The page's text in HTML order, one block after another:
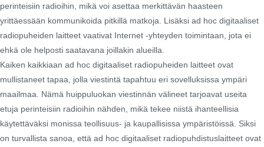
perinteisiin radioihin, mikä voi asettaa merkittävän haasteen
yrittäessään kommunikoida pitkillä matkoja. Lisäksi ad hoc digitaaliset
radiopuheiden laitteet vaativat Internet -yhteyden toimintaan, jota ei
ehkä ole helposti saatavana joillakin alueilla.
Kaiken kaikkiaan ad hoc digitaaliset radiopuheiden laitteet ovat
mullistaneet tapaa, jolla viestintä tapahtuu eri sovelluksissa ympäri
maailmaa. Nämä huippuluokan viestinnän välineet tarjoavat useita
etuja perinteisiin radioihin nähden, mikä tekee niistä ihanteellisia
käytettäväksi monissa teollisuus- ja kaupallisissa ympäristöissä. Siksi
on turvallista sanoa, että ad hoc digitaaliset radiopuhdistuslaitteet ovat